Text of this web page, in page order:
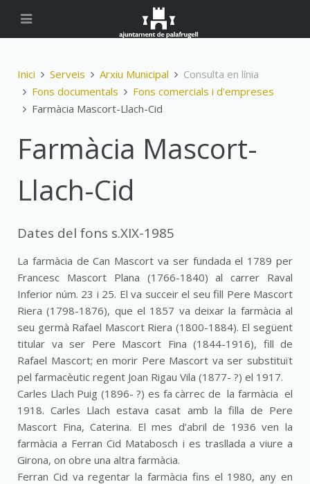
Inici Serveis Arxiu Municipal
Consulta en línia
Fons documentals
Fons comercials i d'empreses
Farmàcia Mascort-Llach-Cid
Farmàcia Mascort-
Llach-Cid
Dates del fons s.XIX-1985
La farmàcia de Can Mascort va ser fundada el 1789 per
Francesc Mascort Plana (1766-1840) al carrer Raval
Inferior núm. 23 i 25. El va succeir el seu fill Pere Mascort
Riera (1798-1876), que el 1857 va deixar la farmàcia al
seu germà Rafael Mascort Riera (1800-1884). El següent
titular va ser Pere Mascort Fina (1844-1916), fill de
Rafael Mascort; en morir Pere Mascort va ser substituït
pel farmacèutic regent Joan Rigau Vila (1877- ?) el 1917.
Carles Llach Puig (1896- ?) es fa càrrec de la farmàcia el
1918. Carles Llach estava casat amb la filla de Pere
Mascort Fina, Caterina. El mes d’abril de 1936 ven la
farmàcia a Ferran Cid Matabosch i es trasllada a viure a
Girona, on obre una altra farmàcia.
Ferran Cid va regentar la farmàcia fins el 1980, any en